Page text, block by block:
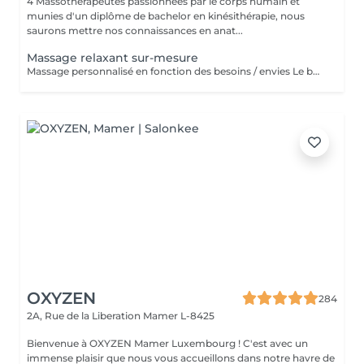
munies d'un diplôme de bachelor en kinésithérapie, nous
saurons mettre nos connaissances en anat...
Massage relaxant sur-mesure
Massage personnalisé en fonction des besoins / envies Le but de ce massage sera la détente et la relaxation, le rythme sera plutôt lent et la pression modérée
OXYZEN
284
2A, Rue de la Liberation Mamer L-8425
Bienvenue à OXYZEN Mamer Luxembourg ! C'est avec un
immense plaisir que nous vous accueillons dans notre havre de